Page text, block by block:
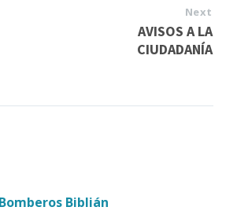
Next
AVISOS A LA
CIUDADANÍA
Bomberos Biblián